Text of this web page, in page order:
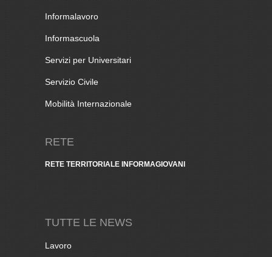
Informalavoro
Informascuola
Servizi per Universitari
Servizio Civile
Mobilità Internazionale
RETE
RETE TERRITORIALE INFORMAGIOVANI
TUTTE LE NEWS
Lavoro